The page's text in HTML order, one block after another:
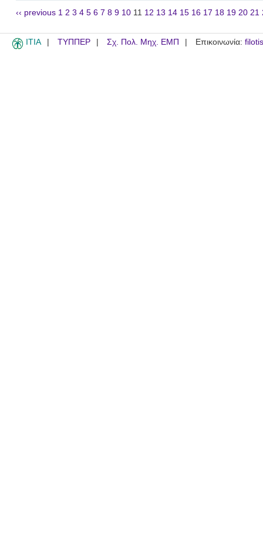
‹‹ previous 1 2 3 4 5 6 7 8 9 10 11 12 13 14 15 16 17 18 19 20 21
ITIA ΤΥΠΠΕΡ Σχ. Πολ. Μηχ. ΕΜΠ Επικοινωνία: